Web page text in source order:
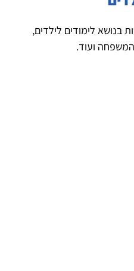
בנושא לימודים לילדים,
המשפחה ועוד.